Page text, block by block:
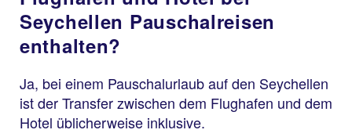
Seychellen Pauschalreisen
enthalten?
Ja, bei einem Pauschalurlaub auf den Seychellen
ist der Transfer zwischen dem Flughafen und dem
Hotel üblicherweise inklusive.